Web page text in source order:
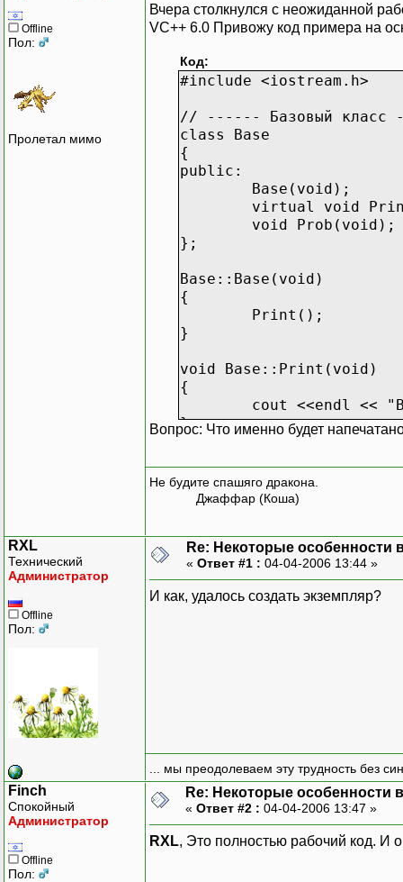
Offline
Пол:
Пролетал мимо
Вчера столкнулся с неожиданной
VC++ 6.0 Привожу код примера на
Код:
#include <iostream.h>
// ------ Базовый
class Base
{
public:
Base(void);
virtual void
void Prob(void);
};
Base::Base(void)
{
Print();
}
void Base::Print(void)
{
cout <<endl <<
}
{
Print();
// ------ Производный
class Second: public
{
}
void Second::Print(void)
cout <<endl <<
Вопрос: Что именно будет
Не будите спашяго дракона.
Джаффар (Коша)
RXL
Технический
Администратор
Offline
Пол:
Re: Некоторые
« Ответ #1 : 04-04-2006 13:44 »
И как, удалось создать экземпляр?
... мы преодолеваем эту трудность без
Finch
Спокойный
Администратор
Offline
Пол:
Re: Некоторые особенности
« Ответ #2 : 04-04-2006 13:47 »
RXL, Это полностью рабочий код. И